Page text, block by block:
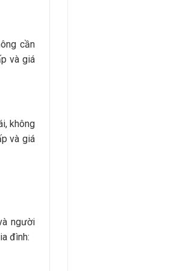
cần
và giá
không
và giá
người
đình: